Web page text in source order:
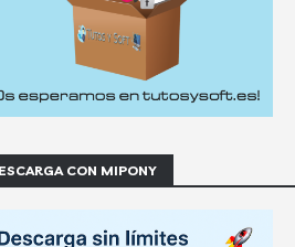
CON MIPONY